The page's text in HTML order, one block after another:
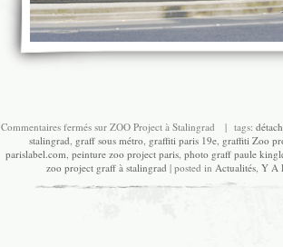
Commentaires fermés sur ZOO Project à Stalingrad | tags:
stalingrad, graff sous métro, graffiti paris 19e, graffiti Zoo
parislabel.com, peinture zoo project paris, photo graff paule
zoo project graff à stalingrad | posted in Actualités, Y A